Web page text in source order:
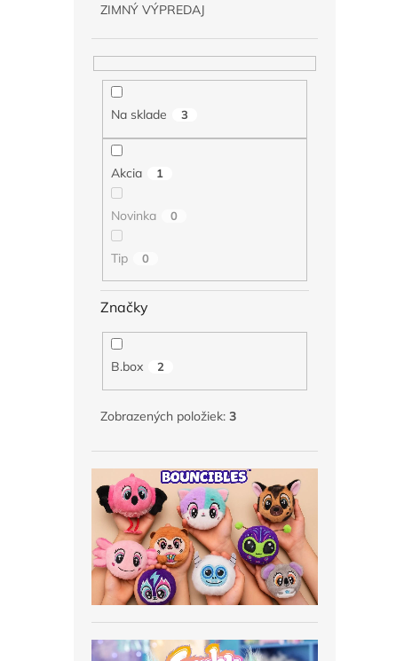
ZIMNÝ VÝPREDAJ
Na sklade 3
Akcia 1
Novinka 0
Tip 0
Značky
B.box 2
Zobrazených položiek: 3